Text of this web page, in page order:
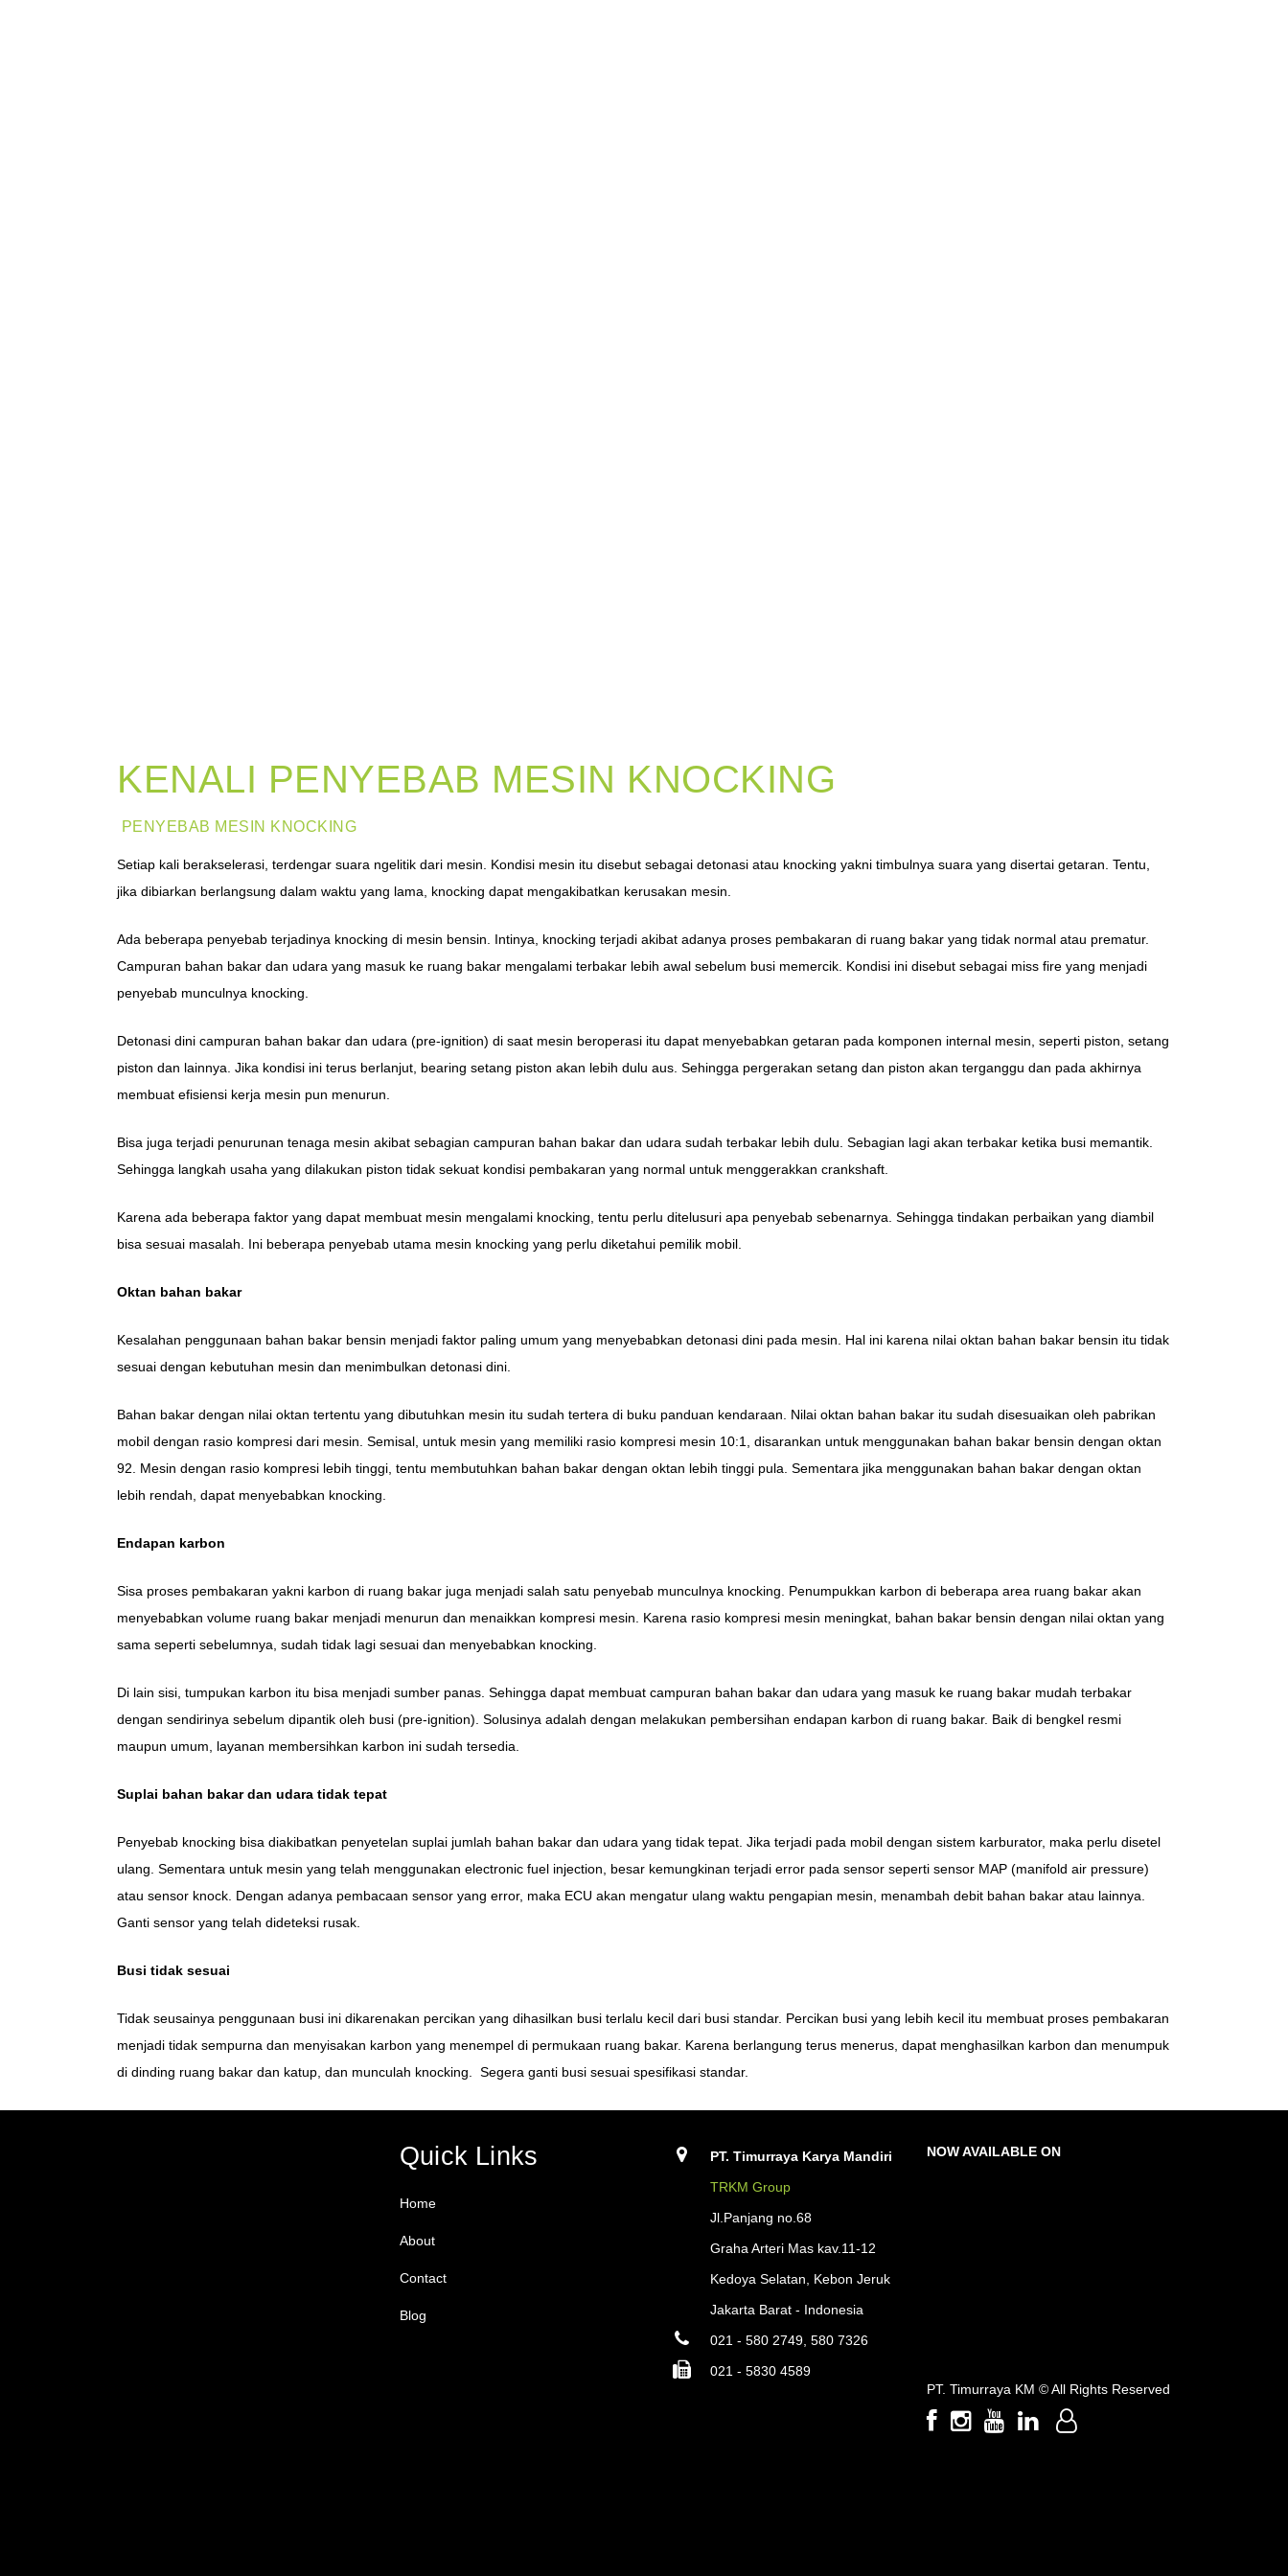
KENALI PENYEBAB MESIN KNOCKING
PENYEBAB MESIN KNOCKING
Setiap kali berakselerasi, terdengar suara ngelitik dari mesin. Kondisi mesin itu disebut sebagai detonasi atau knocking yakni timbulnya suara yang disertai getaran. Tentu,
jika dibiarkan berlangsung dalam waktu yang lama, knocking dapat mengakibatkan kerusakan mesin.
Ada beberapa penyebab terjadinya knocking di mesin bensin. Intinya, knocking terjadi akibat adanya proses pembakaran di ruang bakar yang tidak normal atau prematur.
Campuran bahan bakar dan udara yang masuk ke ruang bakar mengalami terbakar lebih awal sebelum busi memercik. Kondisi ini disebut sebagai miss fire yang menjadi
penyebab munculnya knocking.
Detonasi dini campuran bahan bakar dan udara (pre-ignition) di saat mesin beroperasi itu dapat menyebabkan getaran pada komponen internal mesin, seperti piston, setang
piston dan lainnya. Jika kondisi ini terus berlanjut, bearing setang piston akan lebih dulu aus. Sehingga pergerakan setang dan piston akan terganggu dan pada akhirnya
membuat efisiensi kerja mesin pun menurun.
Bisa juga terjadi penurunan tenaga mesin akibat sebagian campuran bahan bakar dan udara sudah terbakar lebih dulu. Sebagian lagi akan terbakar ketika busi memantik.
Sehingga langkah usaha yang dilakukan piston tidak sekuat kondisi pembakaran yang normal untuk menggerakkan crankshaft.
Karena ada beberapa faktor yang dapat membuat mesin mengalami knocking, tentu perlu ditelusuri apa penyebab sebenarnya. Sehingga tindakan perbaikan yang diambil
bisa sesuai masalah. Ini beberapa penyebab utama mesin knocking yang perlu diketahui pemilik mobil.
Oktan bahan bakar
Kesalahan penggunaan bahan bakar bensin menjadi faktor paling umum yang menyebabkan detonasi dini pada mesin. Hal ini karena nilai oktan bahan bakar bensin itu tidak
sesuai dengan kebutuhan mesin dan menimbulkan detonasi dini.
Bahan bakar dengan nilai oktan tertentu yang dibutuhkan mesin itu sudah tertera di buku panduan kendaraan. Nilai oktan bahan bakar itu sudah disesuaikan oleh pabrikan
mobil dengan rasio kompresi dari mesin. Semisal, untuk mesin yang memiliki rasio kompresi mesin 10:1, disarankan untuk menggunakan bahan bakar bensin dengan oktan
92. Mesin dengan rasio kompresi lebih tinggi, tentu membutuhkan bahan bakar dengan oktan lebih tinggi pula. Sementara jika menggunakan bahan bakar dengan oktan
lebih rendah, dapat menyebabkan knocking.
Endapan karbon
Sisa proses pembakaran yakni karbon di ruang bakar juga menjadi salah satu penyebab munculnya knocking. Penumpukkan karbon di beberapa area ruang bakar akan
menyebabkan volume ruang bakar menjadi menurun dan menaikkan kompresi mesin. Karena rasio kompresi mesin meningkat, bahan bakar bensin dengan nilai oktan yang
sama seperti sebelumnya, sudah tidak lagi sesuai dan menyebabkan knocking.
Di lain sisi, tumpukan karbon itu bisa menjadi sumber panas. Sehingga dapat membuat campuran bahan bakar dan udara yang masuk ke ruang bakar mudah terbakar
dengan sendirinya sebelum dipantik oleh busi (pre-ignition). Solusinya adalah dengan melakukan pembersihan endapan karbon di ruang bakar. Baik di bengkel resmi
maupun umum, layanan membersihkan karbon ini sudah tersedia.
Suplai bahan bakar dan udara tidak tepat
Penyebab knocking bisa diakibatkan penyetelan suplai jumlah bahan bakar dan udara yang tidak tepat. Jika terjadi pada mobil dengan sistem karburator, maka perlu disetel
ulang. Sementara untuk mesin yang telah menggunakan electronic fuel injection, besar kemungkinan terjadi error pada sensor seperti sensor MAP (manifold air pressure)
atau sensor knock. Dengan adanya pembacaan sensor yang error, maka ECU akan mengatur ulang waktu pengapian mesin, menambah debit bahan bakar atau lainnya.
Ganti sensor yang telah dideteksi rusak.
Busi tidak sesuai
Tidak seusainya penggunaan busi ini dikarenakan percikan yang dihasilkan busi terlalu kecil dari busi standar. Percikan busi yang lebih kecil itu membuat proses pembakaran
menjadi tidak sempurna dan menyisakan karbon yang menempel di permukaan ruang bakar. Karena berlangung terus menerus, dapat menghasilkan karbon dan menumpuk
di dinding ruang bakar dan katup, dan munculah knocking. Segera ganti busi sesuai spesifikasi standar.
Quick Links
Home
About
Contact
Blog
PT. Timurraya Karya Mandiri
TRKM Group
Jl.Panjang no.68
Graha Arteri Mas kav.11-12
Kedoya Selatan, Kebon Jeruk
Jakarta Barat - Indonesia
021 - 580 2749, 580 7326
021 - 5830 4589
NOW AVAILABLE ON
PT. Timurraya KM ©All Rights Reserved